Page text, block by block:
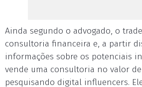
Ainda segundo o advogado, o
consultoria financeira e, a partir
informações sobre os potenciais
vende uma consultoria no valor
pesquisando digital influencers.